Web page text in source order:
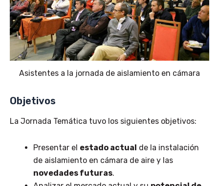
Asistentes a la jornada de aislamiento en cámara
Objetivos
La Jornada Temática tuvo los siguientes objetivos:
Presentar el estado actual de la instalación
de aislamiento en cámara de aire y las
novedades futuras.